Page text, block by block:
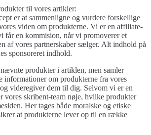
til vores artikler:
er at sammenligne og vurdere forskellige
viden om produkterne. Vi er en affiliate-
får en kommision, når vi promoverer et
af vores partnerskaber sælger. Alt indhold på
sponsoreret indhold.
produkter i artiklen, men samler
informationer om produkterne fra vores
videregiver dem til dig. Selvom vi er en
vores skribent-team nøje, hvilke produkter
Her tages både moralske og etiske
at produkterne lever op til en række